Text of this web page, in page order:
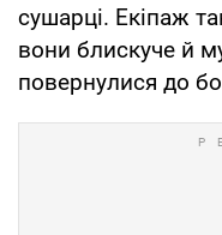
сушарці. Екіпаж
вони блискуче й
повернулися до